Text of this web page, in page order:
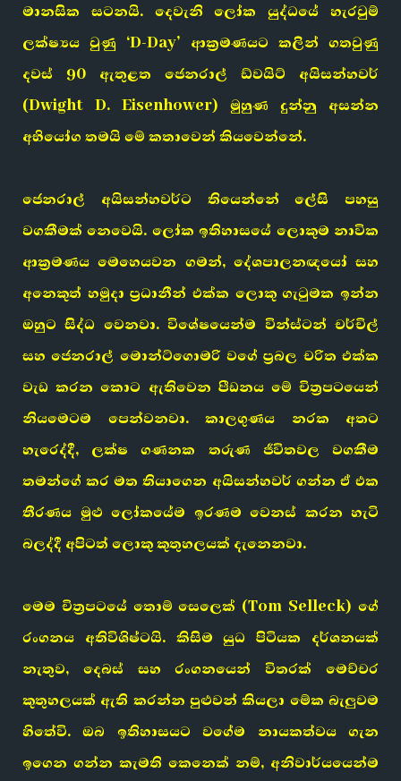
මානසික සටනයි. දෙවැනි ලෝක යුද්ධයේ හැරවුම්
ලක්ෂ්‍යය වුණු ‘D-Day’ ආක්‍රමණයට කලින් ගතවුණු
දවස් 90 ඇතුළත ජෙනරාල් ඩ්වයිට් අයිසන්හවර්
(Dwight D. Eisenhower) මුහුණ දුන්නු අසන්න
අභියෝග තමයි මේ කතාවෙන් කියවෙන්නේ.
ජෙනරාල් අයිසන්හවර්ට තියෙන්නේ ලේසි පහසු
වගකීමක් නෙවෙයි. ලෝක ඉතිහාසයේ ලොකුම නාවික
ආක්‍රමණය මෙහෙයවන ගමන්, දේශපාලනඥයෝ සහ
අනෙකුත් හමුදා ප්‍රධානීන් එක්ක ලොකු ගැටුමක ඉන්න
ඔහුට සිද්ධ වෙනවා. විශේෂයෙන්ම වින්ස්ටන් චර්චිල්
සහ ජෙනරාල් මොන්ට්ගොමරි වගේ ප්‍රබල චරිත එක්ක
වැඩ කරන කොට ඇතිවෙන පීඩනය මේ චිත්‍රපටයෙන්
නියමෙටම පෙන්වනවා. කාලගුණය නරක අතට
හැරෙද්දී, ලක්ෂ ගණනක තරුණ ජීවිතවල වගකීම
තමන්ගේ කර මත තියාගෙන අයිසන්හවර් ගන්න ඒ එක
තීරණය මුළු ලෝකයේම ඉරණම වෙනස් කරන හැටි
බලද්දී අපිටත් ලොකු කුතුහලයක් දැනෙනවා.
මෙම චිත්‍රපටයේ තොම් සෙලෙක් (Tom Selleck) ගේ
රංගනය අතිවිශිෂ්ටයි. කිසිම යුධ පිටියක දර්ශනයක්
නැතුව, දෙබස් සහ රංගනයෙන් විතරක් මෙච්චර
කුතුහලයක් ඇති කරන්න පුළුවන් කියලා මේක බැලුවම
හිතේවි. ඔබ ඉතිහාසයට වගේම නායකත්වය ගැන
ඉගෙන ගන්න කැමති කෙනෙක් නම්, අනිවාර්යයෙන්ම